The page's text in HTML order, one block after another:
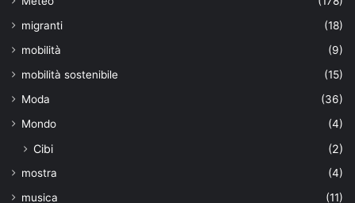
migranti
(18)
mobilità
(9)
mobilità sostenibile
(15)
Moda
(36)
Mondo
(4)
Cibi (2)
mostra
(4)
musica
(11)